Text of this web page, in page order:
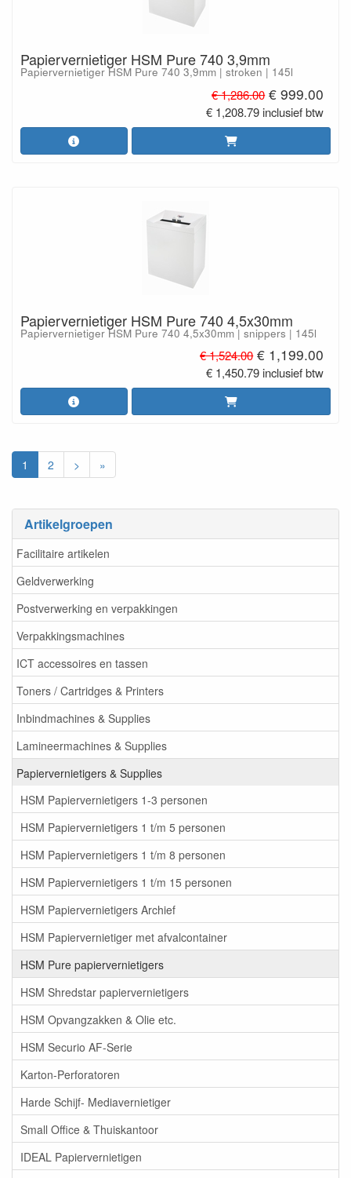
Artikelgroepen
Facilitaire artikelen
Geldverwerking
Postverwerking en verpakkingen
Verpakkingsmachines
ICT accessoires en tassen
Toners / Cartridges & Printers
Inbindmachines & Supplies
Lamineermachines & Supplies
Papiervernietigers & Supplies
HSM Papiervernietigers 1-3 personen
HSM Papiervernietigers 1 t/m 5 personen
HSM Papiervernietigers 1 t/m 8 personen
HSM Papiervernietigers 1 t/m 15 personen
HSM Papiervernietigers Archief
HSM Papiervernietiger met afvalcontainer
HSM Pure papiervernietigers
HSM Shredstar papiervernietigers
HSM Opvangzakken & Olie etc.
HSM Securio AF-Serie
Karton-Perforatoren
Harde Schijf- Mediavernietiger
Small Office & Thuiskantoor
IDEAL Papiervernietigen
Papiervernietiger HSM Pure 740 3,9mm
Papiervernietiger HSM Pure 740 3,9mm | stroken | 145l
€ 1,286.00 € 999.00
€ 1,208.79 inclusief btw
Papiervernietiger HSM Pure 740 4,5x30mm
Papiervernietiger HSM Pure 740 4,5x30mm | snippers | 145l
€ 1,524.00 € 1,199.00
€ 1,450.79 inclusief btw
1 2 > »